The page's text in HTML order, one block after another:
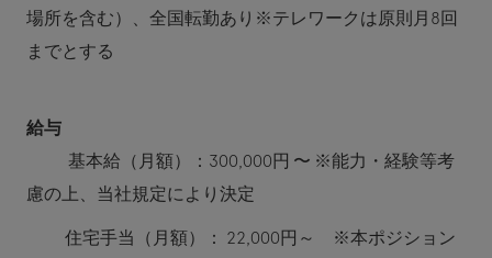
場所を含む）、全国転勤あり※テレワークは原則月8回
までとする
給与
基本給（月額）：300,000円 〜 ※能力・経験等考
慮の上、当社規定により決定
住宅手当（月額）： 22,000円～ ※本ポジション